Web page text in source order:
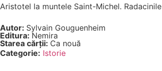
Aristotel la muntele Saint-Michel.
Autor: Sylvain Gouguenheim
Editura: Nemira
Starea cărții: Ca nouă
Categorie: Istorie